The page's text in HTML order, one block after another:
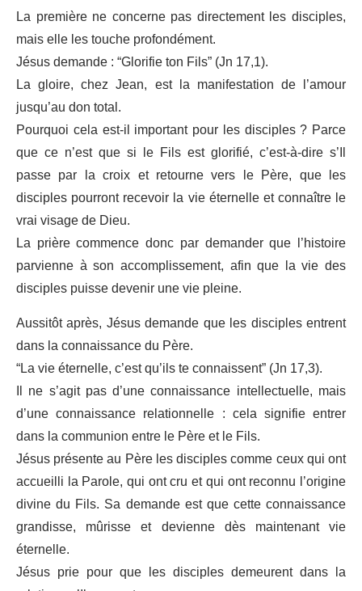
La première ne concerne pas directement les disciples,
mais elle les touche profondément.
Jésus demande : “Glorifie ton Fils” (Jn 17,1).
La gloire, chez Jean, est la manifestation de l’amour
jusqu’au don total.
Pourquoi cela est-il important pour les disciples ? Parce
que ce n’est que si le Fils est glorifié, c’est-à-dire s’Il
passe par la croix et retourne vers le Père, que les
disciples pourront recevoir la vie éternelle et connaître le
vrai visage de Dieu.
La prière commence donc par demander que l’histoire
parvienne à son accomplissement, afin que la vie des
disciples puisse devenir une vie pleine.
Aussitôt après, Jésus demande que les disciples entrent
dans la connaissance du Père.
“La vie éternelle, c’est qu’ils te connaissent” (Jn 17,3).
Il ne s’agit pas d’une connaissance intellectuelle, mais
d’une connaissance relationnelle : cela signifie entrer
dans la communion entre le Père et le Fils.
Jésus présente au Père les disciples comme ceux qui ont
accueilli la Parole, qui ont cru et qui ont reconnu l’origine
divine du Fils. Sa demande est que cette connaissance
grandisse, mûrisse et devienne dès maintenant vie
éternelle.
Jésus prie pour que les disciples demeurent dans la